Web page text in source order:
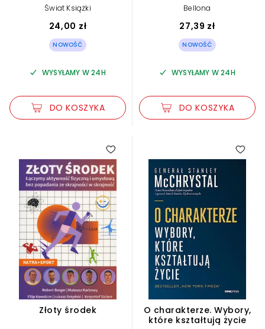
Świat Książki
24,00 zł
NOWOŚĆ
WYSYŁAMY W 24H
DO KOSZYKA
Bellona
27,39 zł
NOWOŚĆ
WYSYŁAMY W 24H
DO KOSZYKA
Złoty środek
O charakterze. Wybory,
które kształtują życie